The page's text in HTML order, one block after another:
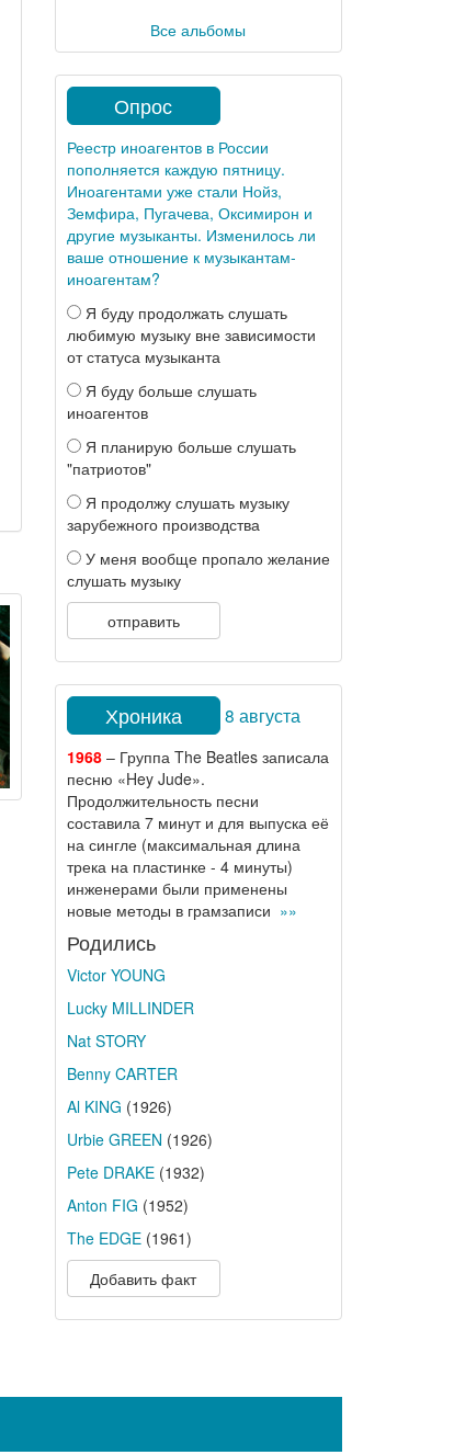
Все альбомы
Опрос
Реестр иноагентов в России
пополняется каждую пятницу.
Иноагентами уже стали Нойз,
Земфира, Пугачева, Оксимирон и
другие музыканты. Изменилось ли
ваше отношение к музыкантам-
иноагентам?
Я буду продолжать слушать
любимую музыку вне зависимости
от статуса музыканта
Я буду больше слушать
иноагентов
Я планирую больше слушать
"патриотов"
Я продолжу слушать музыку
зарубежного производства
У меня вообще пропало желание
слушать музыку
отправить
Хроника 8 августа
1968– Группа The Beatles записала
песню «Hey Jude».
Продолжительность песни
составила 7 минут и для выпуска её
на сингле (максимальная длина
трека на пластинке - 4 минуты)
инженерами были применены
новые методы в грамзаписи »»
Родились
Victor YOUNG
Lucky MILLINDER
Nat STORY
Benny CARTER
Al KING (1926)
Urbie GREEN (1926)
Pete DRAKE(1932)
Anton FIG (1952)
The EDGE(1961)
Добавить факт